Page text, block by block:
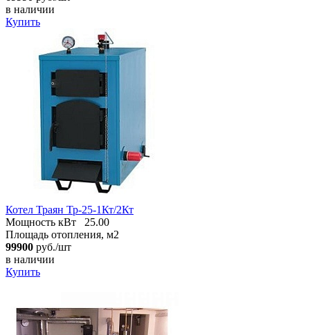
в наличии
Купить
Котел Траян Тр-25-1Кт/2Кт
Мощность кВт
25.00
Площадь отопления, м2
99900 руб./шт
в наличии
Купить